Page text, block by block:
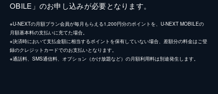
OBILE」のお申し込みが必要となります。
※U-NEXTの月額プラン会員が毎月もらえる1,200円分のポイントを、U-NEXT MOBILEの
月額基本料の支払いに充てた場合。
※決済時において支払金額に相当するポイントを保有していない場合、差額分の料金はご登
録のクレジットカードでのお支払いとなります。
※通話料、SMS通信料、オプション（かけ放題など）の月額利用料は別途発生します。